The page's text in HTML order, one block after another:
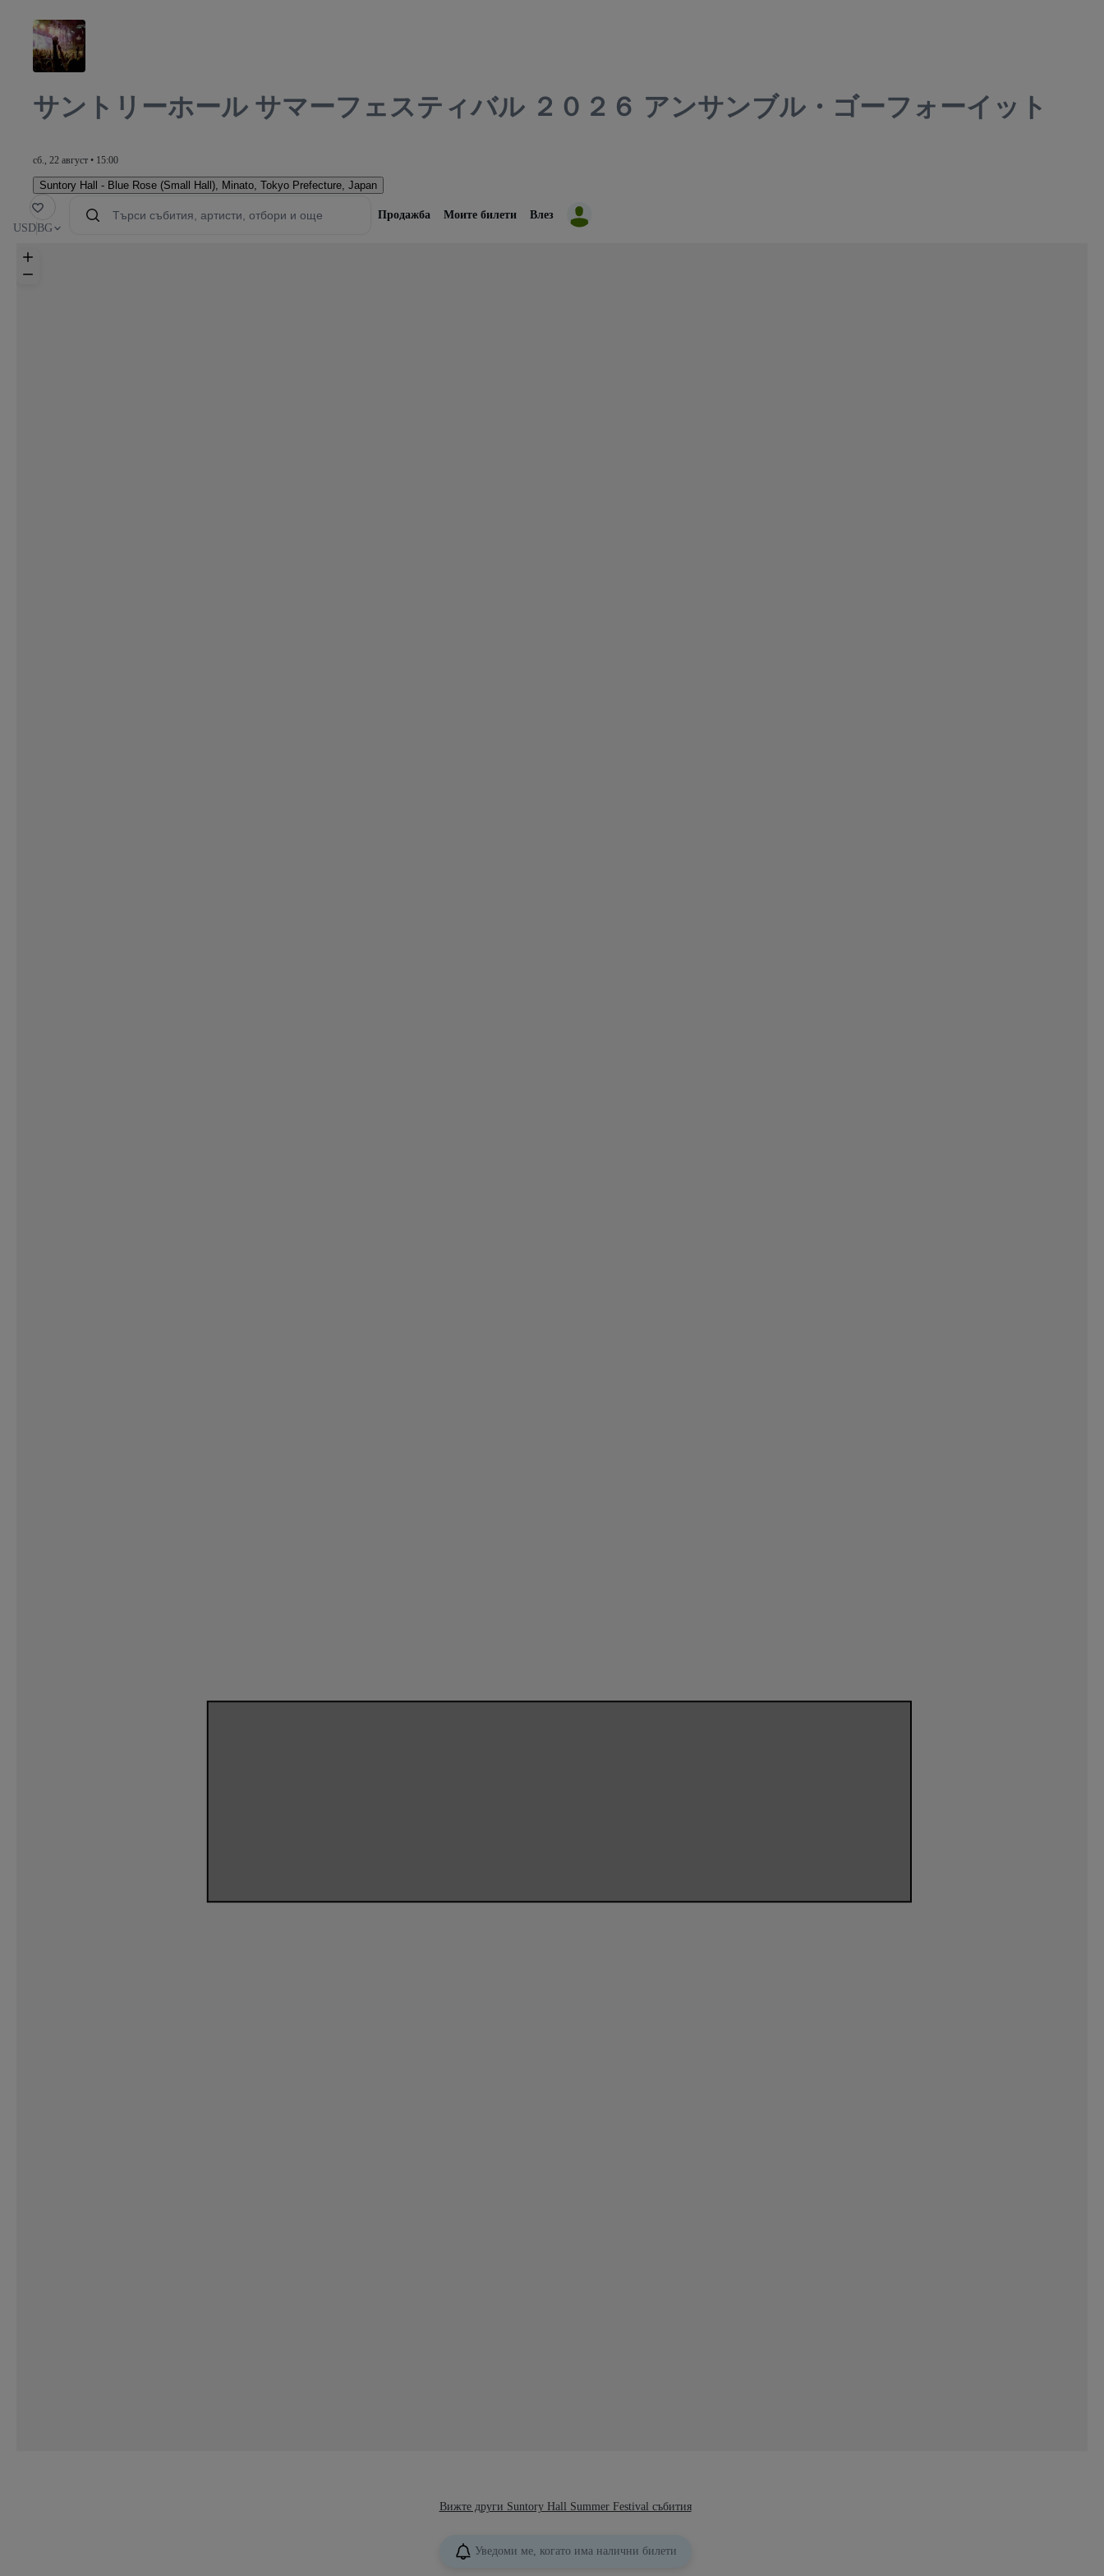
サントリーホール サマーフェスティバル ２０２６ アンサンブル・ゴーフォーイット
сб., 22 август • 15:00
Suntory Hall - Blue Rose (Small Hall) Minato, Tokyo Prefecture, Japan
USD BG
Продажба Моите билети Влез
Вижте други Suntory Hall Summer Festival събития
Уведоми ме, когато има налични билети